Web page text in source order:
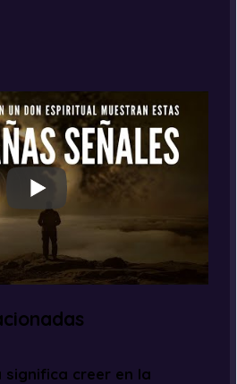
significa creer en la